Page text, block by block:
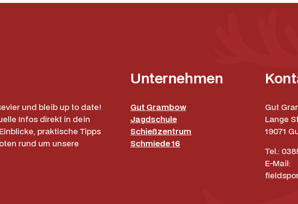
und bleib up to date!
Infos direkt in dein
praktische Tipps
rund um unsere
Unternehmen
Gut Grambow
Jagdschule
Schießzentrum
Schmiede 16
Gut
Lange
19071
Tel.:
E-Mail: